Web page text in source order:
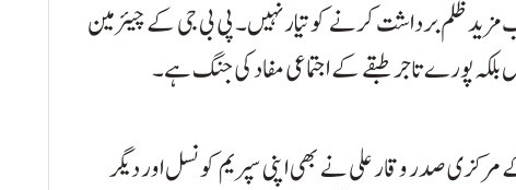
ظلم برداشت کرنے کو تیار نہیں۔ پی بی جی کے چیئرمین
بلکہ پورے تاجر طبقے کے اجتماعی مفاد کی جنگ ہے۔
مرکزی صدر وقار علی نے بھی اپنی سپریم کونسل اور دیگر